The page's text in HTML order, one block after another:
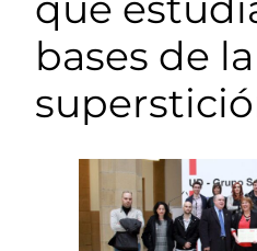
bases de la